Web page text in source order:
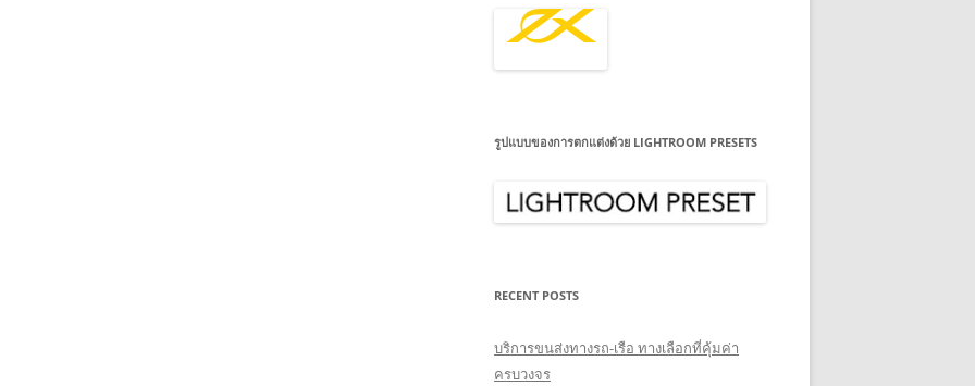
รูปแบบของการตกแต่งด้วย LIGHTROOM PRESETS
RECENT POSTS
บริการขนส่งทางรถ-เรือ ทางเลือกที่คุ้มค่า
ครบวงจร